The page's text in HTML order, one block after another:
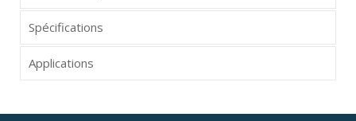
Spécifications
Applications